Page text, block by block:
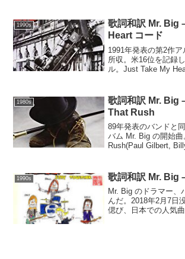
1990s
歌詞和訳 Mr. Big
Heart コード
1991年発表の第2作
所収。米16位を記録
ル。Just Take My
1980s
歌詞和訳 Mr. Big
That Rush
89年発表のバンドと
バム Mr. Big の開始
Rush(Paul Gilbert,
1990s 歌詞和訳 Mr. Big
Mr. Big のドラマー、
んだ。2018年2月7日
偲び、日本での人気